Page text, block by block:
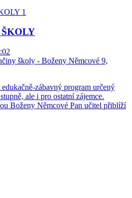
školy - Boženy Němcové 9,
zábavný program určený
ale i pro ostatní zájemce.
Boženy Němcové Pan učitel přiblíží